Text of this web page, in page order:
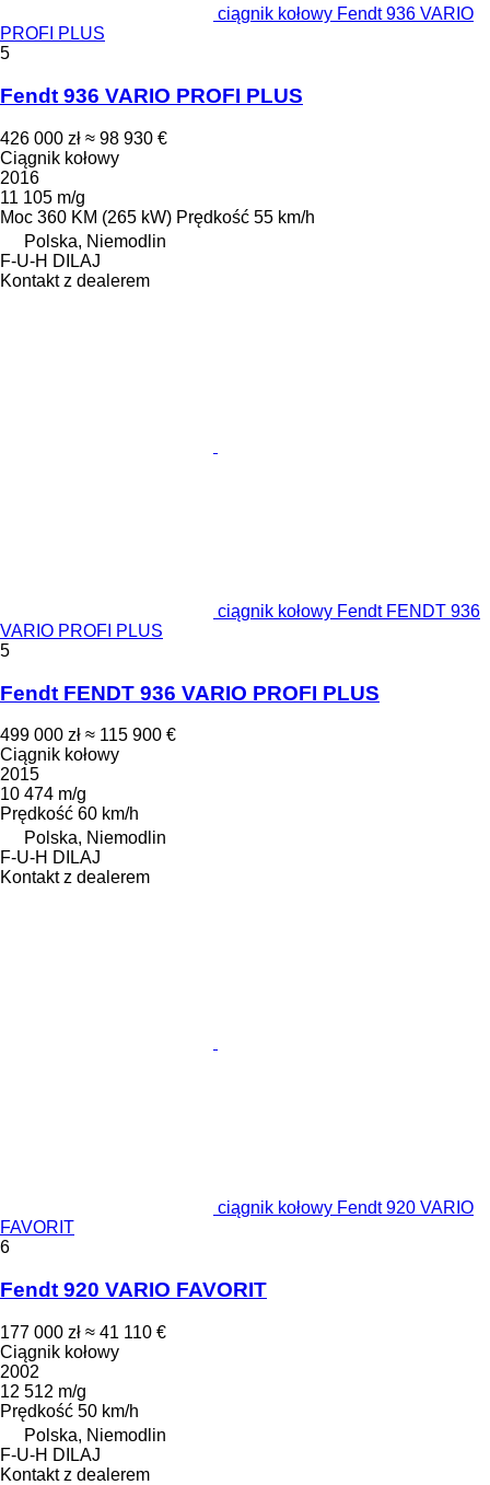
ciągnik kołowy Fendt 936 VARIO
PROFI PLUS
5
Fendt 936 VARIO PROFI PLUS
426 000 zł ≈ 98 930 €
Ciągnik kołowy
2016
11 105 m/g
Moc 360 KM (265 kW) Prędkość 55 km/h
Polska, Niemodlin
F-U-H DILAJ
Kontakt z dealerem
ciągnik kołowy Fendt FENDT 936
VARIO PROFI PLUS
5
Fendt FENDT 936 VARIO PROFI PLUS
499 000 zł ≈ 115 900 €
Ciągnik kołowy
2015
10 474 m/g
Prędkość 60 km/h
Polska, Niemodlin
F-U-H DILAJ
Kontakt z dealerem
ciągnik kołowy Fendt 920 VARIO
FAVORIT
6
Fendt 920 VARIO FAVORIT
177 000 zł ≈ 41 110 €
Ciągnik kołowy
2002
12 512 m/g
Prędkość 50 km/h
Polska, Niemodlin
F-U-H DILAJ
Kontakt z dealerem